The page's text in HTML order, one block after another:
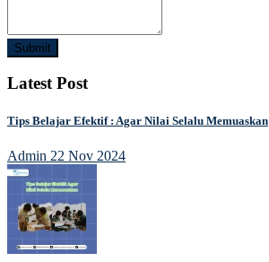
Submit
Latest Post
Tips Belajar Efektif : Agar Nilai Selalu Memuaskan
Admin 22 Nov 2024